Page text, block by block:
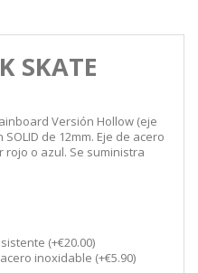
SKATE
Versión Hollow (eje
de 12mm. Eje de acero
rojo o azul. Se suministra
(+€20.00)
inoxidable (+€5.90)